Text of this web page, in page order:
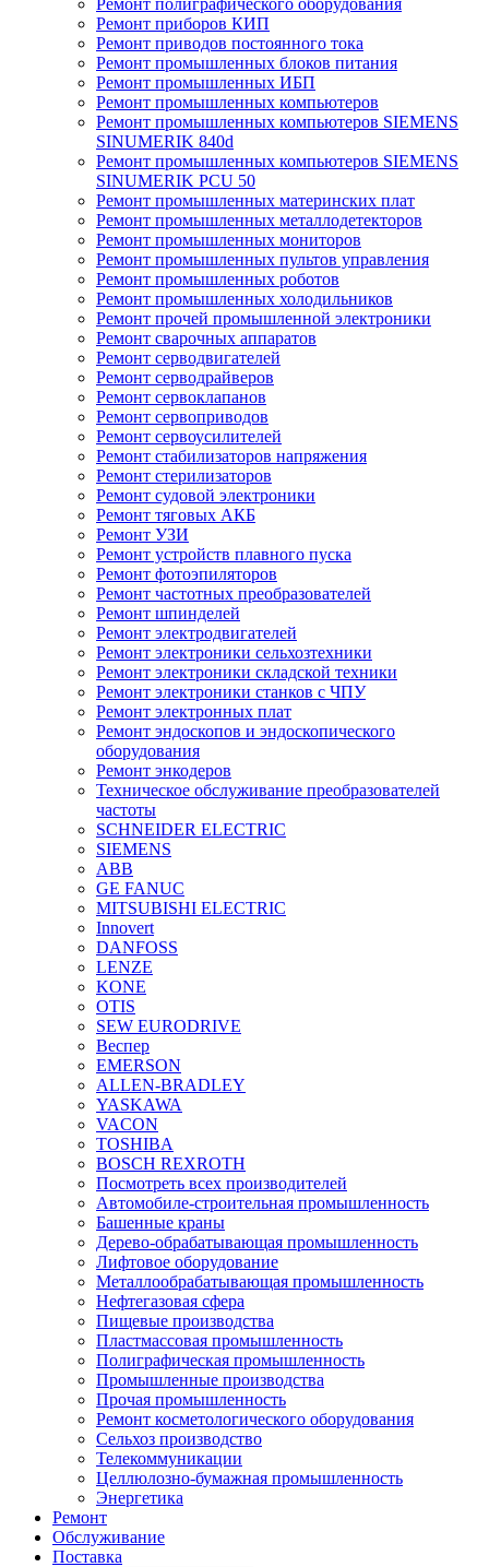
Ремонт полиграфического оборудования
Ремонт приборов КИП
Ремонт приводов постоянного тока
Ремонт промышленных блоков питания
Ремонт промышленных ИБП
Ремонт промышленных компьютеров
Ремонт промышленных компьютеров SIEMENS
SINUMERIK 840d
Ремонт промышленных компьютеров SIEMENS
SINUMERIK PCU 50
Ремонт промышленных материнских плат
Ремонт промышленных металлодетекторов
Ремонт промышленных мониторов
Ремонт промышленных пультов управления
Ремонт промышленных роботов
Ремонт промышленных холодильников
Ремонт прочей промышленной электроники
Ремонт сварочных аппаратов
Ремонт серводвигателей
Ремонт серводрайверов
Ремонт сервоклапанов
Ремонт сервоприводов
Ремонт сервоусилителей
Ремонт стабилизаторов напряжения
Ремонт стерилизаторов
Ремонт судовой электроники
Ремонт тяговых АКБ
Ремонт УЗИ
Ремонт устройств плавного пуска
Ремонт фотоэпиляторов
Ремонт частотных преобразователей
Ремонт шпинделей
Ремонт электродвигателей
Ремонт электроники сельхозтехники
Ремонт электроники складской техники
Ремонт электроники станков с ЧПУ
Ремонт электронных плат
Ремонт эндоскопов и эндоскопического
оборудования
Ремонт энкодеров
Техническое обслуживание преобразователей
частоты
SCHNEIDER ELECTRIC
SIEMENS
ABB
GE FANUC
MITSUBISHI ELECTRIC
Innovert
DANFOSS
LENZE
KONE
OTIS
SEW EURODRIVE
Веспер
EMERSON
ALLEN-BRADLEY
YASKAWA
VACON
TOSHIBA
BOSCH REXROTH
Посмотреть всех производителей
Автомобиле-строительная промышленность
Башенные краны
Дерево-обрабатывающая промышленность
Лифтовое оборудование
Металлообрабатывающая промышленность
Нефтегазовая сфера
Пищевые производства
Пластмассовая промышленность
Полиграфическая промышленность
Промышленные производства
Прочая промышленность
Ремонт косметологического оборудования
Сельхоз производство
Телекоммуникации
Целлюлозно-бумажная промышленность
Энергетика
Ремонт
Обслуживание
Поставка